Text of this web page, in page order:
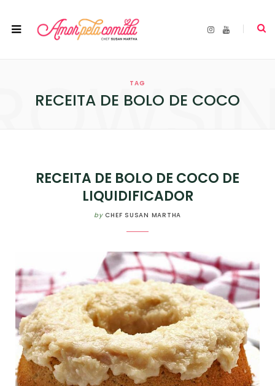
I
Y
TAG
RECEITA DE BOLO DE COCO
RECEITA DE BOLO DE COCO DE
LIQUIDIFICADOR
by CHEF SUSAN MARTHA